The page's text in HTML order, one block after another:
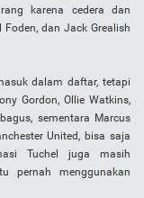
karena cedera dan
dan Jack Grealish
dalam daftar, tetapi
Gordon, Ollie Watkins,
sementara Marcus
United, bisa saja
Tuchel juga masih
pernah menggunakan